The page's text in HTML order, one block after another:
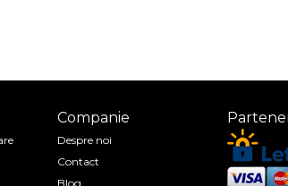
Companie
Despre noi
Contact
Blog